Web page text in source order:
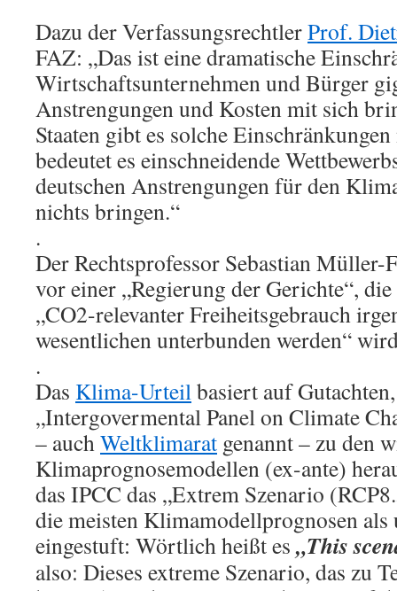
Dazu der VerfassungsrechtlerProf.
FAZ: „Das ist eine dramatische
Wirtschaftsunternehmen und Bürger
Anstrengungen und Kosten mit sich
Staaten gibt es solche
bedeutet es einschneidende
deutschen Anstrengungen für den
nichts bringen.“
.
Der Rechtsprofessor Sebastian Müller-
vor einer „Regierung der Gerichte“,
„CO2-relevanter Freiheitsgebrauch
wesentlichen unterbunden werden“
.
Das Klima-Urteilbasiert auf
„Intergovermental Panel on Climate
– auchWeltklimarat genannt – zu den
Klimaprognosemodellen (ex-ante)
das IPCC das „Extrem Szenario
die meisten Klimamodellprognosen als
eingestuft: Wörtlich heißt es„This
also: Dieses extreme Szenario, das zu